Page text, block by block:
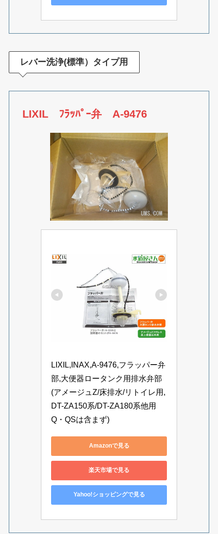
レバー洗浄(標準）タイプ用
LIXIL ﾌﾗｯﾊﾟｰ弁 A-9476
LIXIL,INAX,A-9476,フラッパー弁
部,大便器ロータンク用排水弁部
(アメージュZ/床排水/リトイレ用,
DT-ZA150系/DT-ZA180系他用
Q・QSは含まず)
Amazonで見る
楽天市場で見る
Yahoo!ショッピングで見る